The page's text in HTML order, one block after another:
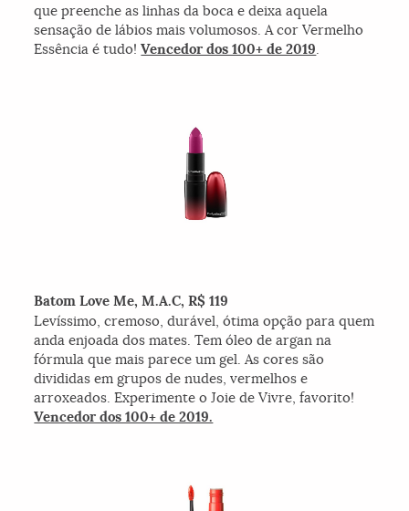
que preenche as linhas da boca e deixa aquela
sensação de lábios mais volumosos. A cor Vermelho
Essência é tudo!Vencedor dos 100+ de 2019
Batom Love Me, M.A.C, R$ 119
Levíssimo, cremoso, durável, ótima opção para quem
anda enjoada dos mates. Tem óleo de argan na
fórmula que mais parece um gel. As cores são
divididas em grupos de nudes, vermelhos e
arroxeados. Experimente o Joie de Vivre, favorito!
Vencedor dos 100+ de 2019.